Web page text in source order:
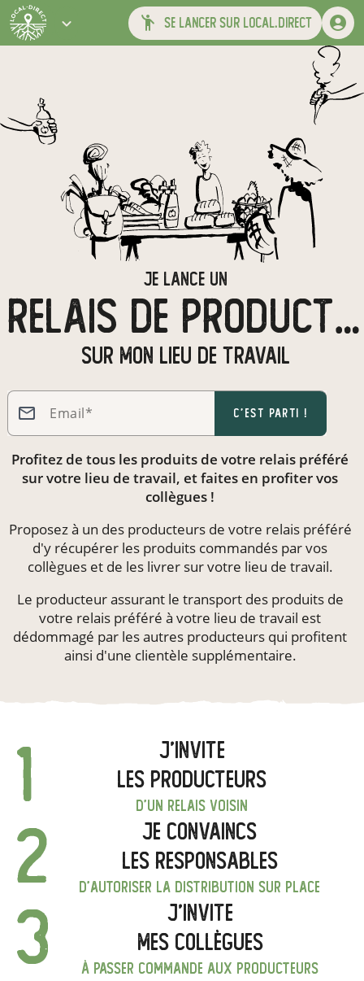
se lancer sur local.direct
JE LANCE UN
RELAIS DE PRODUCTEURS
SUR MON LIEU DE TRAVAIL
Email* c'est parti !
Profitez de tous les produits de votre relais préféré
sur votre lieu de travail, et faites en profiter vos
collègues !
Proposez à un des producteurs de votre relais préféré
d'y récupérer les produits commandés par vos
collègues et de les livrer sur votre lieu de travail.
Le producteur assurant le transport des produits de
votre relais préféré à votre lieu de travail est
dédommagé par les autres producteurs qui profitent
ainsi d'une clientèle supplémentaire.
1
j'invite
les producteurs
d'un relais voisin
2
je convaincs
les responsables
d'autoriser la distribution sur place
3
j'invite
mes collègues
à passer commande aux producteurs